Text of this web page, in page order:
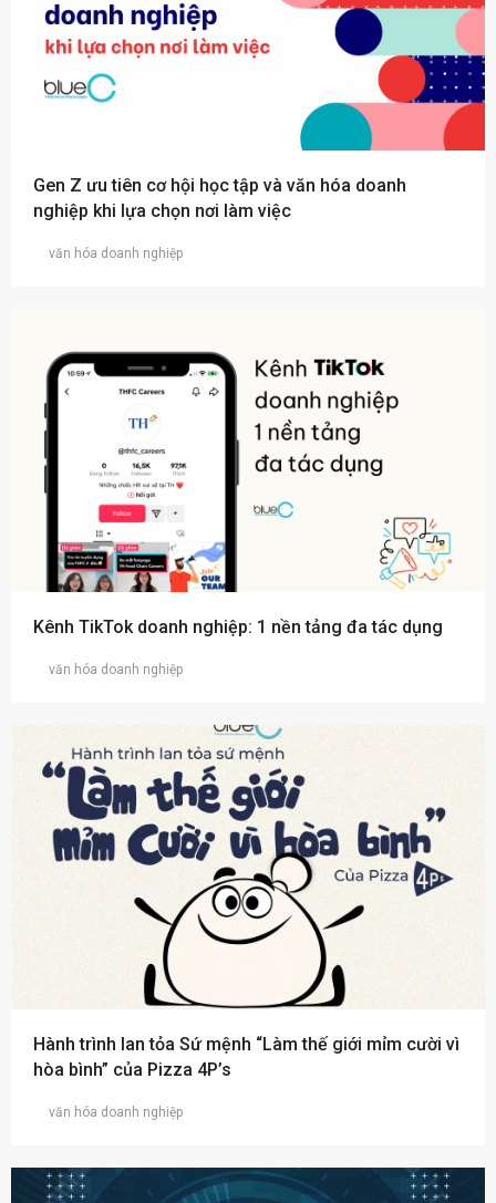
Gen Z ưu tiên cơ hội học tập và văn hóa doanh
nghiệp khi lựa chọn nơi làm việc
văn hóa doanh nghiệp
Kênh TikTok doanh nghiệp: 1 nền tảng đa tác dụng
văn hóa doanh nghiệp
Hành trình lan tỏa Sứ mệnh “Làm thế giới mỉm cười vì
hòa bình” của Pizza 4P’s
văn hóa doanh nghiệp